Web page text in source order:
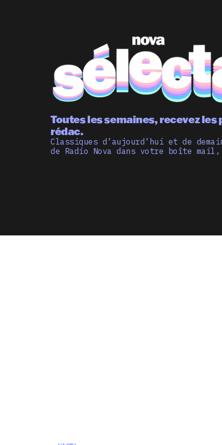
Toutes les semaines, recevez
rédac.
Classiques d’aujourd’hui et de
de Radio Nova dans votre boîte